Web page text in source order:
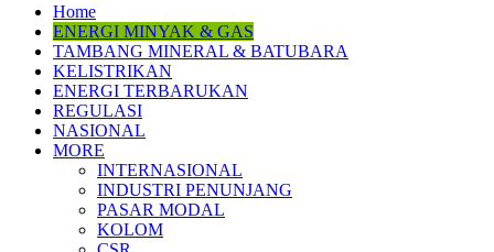
Home
ENERGI MINYAK & GAS
TAMBANG MINERAL & BATUBARA
KELISTRIKAN
ENERGI TERBARUKAN
REGULASI
NASIONAL
MORE
INTERNASIONAL
INDUSTRI PENUNJANG
PASAR MODAL
KOLOM